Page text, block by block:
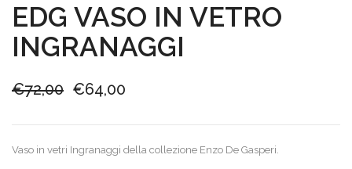
EDG VASO IN VETRO
INGRANAGGI
€72,00 Il
era:
€64,00
è:
Vaso in vetri Ingranaggi della collezione Enzo De Gasperi.